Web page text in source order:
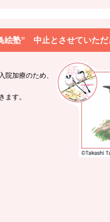
絵塾” 中止とさせていただ
加療のため、
ます。